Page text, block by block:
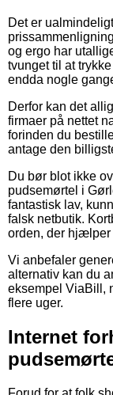
Det er
og ergo har
tvunget til at
endda nogle
Derfor kan det
firmaer på nettet
forinden du
antage den
Du bør blot ikke
pudsemørtel i
fantastisk lav,
falsk netbutik.
orden, der hjælper
Vi anbefaler
alternativ kan du
eksempel ViaBill,
flere uger.
Internet